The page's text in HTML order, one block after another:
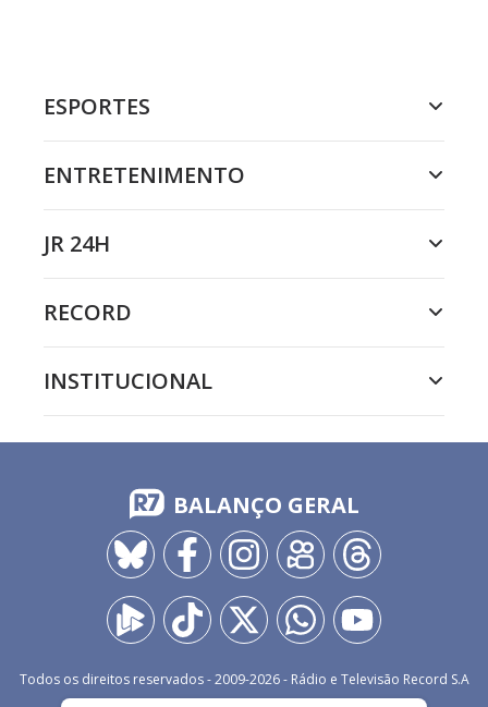
ESPORTES
ENTRETENIMENTO
JR 24H
RECORD
INSTITUCIONAL
BALANÇO GERAL
Todos os direitos reservados - 2009-2026- Rádio e Televisão Record S.A